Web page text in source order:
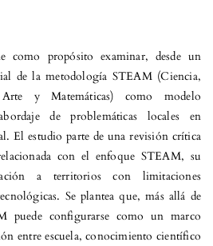
como propósito examinar, desde un
de la metodología STEAM (Ciencia,
y Matemáticas) como modelo
de problemáticas locales en
El estudio parte de una revisión crítica
con el enfoque STEAM, su
a territorios con limitaciones
Se plantea que, más allá de
puede configurarse como un marco
entre escuela, conocimiento científico